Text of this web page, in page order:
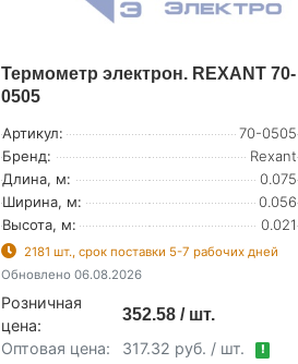
Термометр электрон. REXANT 70-
0505
Артикул:
70-0505
Бренд:
Rexant
Длина, м:
0.075
Ширина, м:
0.056
Высота, м:
0.021
2181 шт., срок поставки 5-7 рабочих дней
Обновлено 06.08.2026
Розничная
цена:
352.58 / шт.
Оптовая цена:
317.32 руб. / шт. !